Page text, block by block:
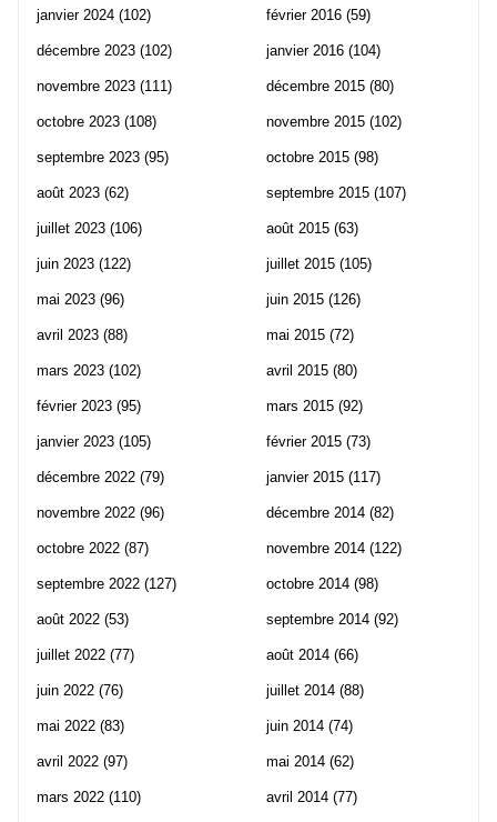
janvier 2024 (102)
décembre 2023 (102)
novembre 2023 (111)
octobre 2023 (108)
septembre 2023 (95)
août 2023 (62)
juillet 2023 (106)
juin 2023 (122)
mai 2023 (96)
avril 2023 (88)
mars 2023 (102)
février 2023 (95)
janvier 2023 (105)
décembre 2022 (79)
novembre 2022 (96)
octobre 2022 (87)
septembre 2022 (127)
août 2022 (53)
juillet 2022 (77)
juin 2022 (76)
mai 2022 (83)
avril 2022 (97)
mars 2022 (110)
février 2016 (59)
janvier 2016 (104)
décembre 2015 (80)
novembre 2015 (102)
octobre 2015 (98)
septembre 2015 (107)
août 2015 (63)
juillet 2015 (105)
juin 2015 (126)
mai 2015 (72)
avril 2015 (80)
mars 2015 (92)
février 2015 (73)
janvier 2015 (117)
décembre 2014 (82)
novembre 2014 (122)
octobre 2014 (98)
septembre 2014 (92)
août 2014 (66)
juillet 2014 (88)
juin 2014 (74)
mai 2014 (62)
avril 2014 (77)